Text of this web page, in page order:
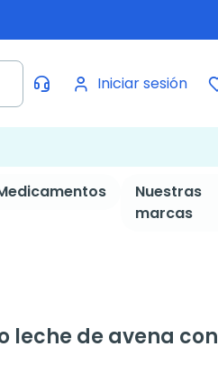
Iniciar sesión
Nuestras
marcas
leche de avena con